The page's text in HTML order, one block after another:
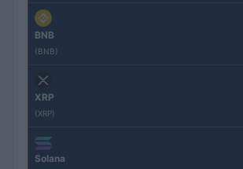
BNB
(BNB)
XRP
(XRP)
Solana